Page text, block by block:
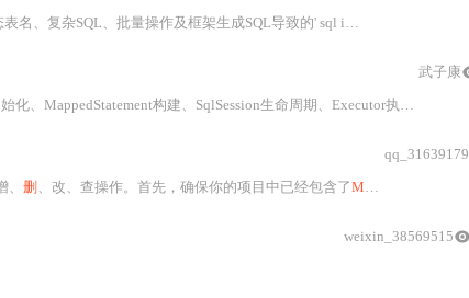
分析、堆栈定位、精细化配置（如白名单、正则校验）等实战调试方法，并强调在保障数据库安全前提下兼顾开发效率的防御性编程实践。
构建、SqlSession生命周期、Executor执行策略及StatementHandler
武子康
删 、改、查操作。首先，确保你的项目中已经包含了MyBatis
qq_31639179
weixin_38569515